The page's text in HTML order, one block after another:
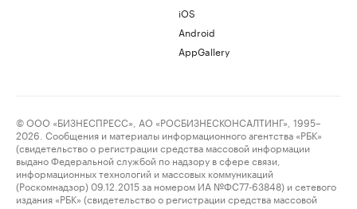
iOS
Android
AppGallery
© ООО «БИЗНЕСПРЕСС», АО «РОСБИЗНЕСКОНСАЛТИНГ», 1995–
2026. Сообщения и материалы информационного агентства «РБК»
(свидетельство о регистрации средства массовой информации
выдано Федеральной службой по надзору в сфере связи,
информационных технологий и массовых коммуникаций
(Роскомнадзор) 09.12.2015 за номером ИА №ФС77-63848) и сетевого
издания «РБК» (свидетельство о регистрации средства массовой